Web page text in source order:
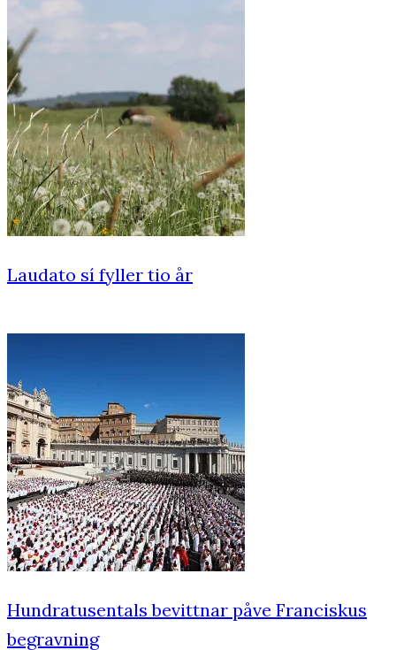
Laudato sí fyller tio år
Hundratusentals bevittnar påve Franciskus
begravning